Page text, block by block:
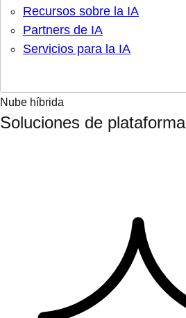
Recursos sobre la IA
Partners de IA
Servicios para la IA
Nube híbrida
Soluciones de plataforma